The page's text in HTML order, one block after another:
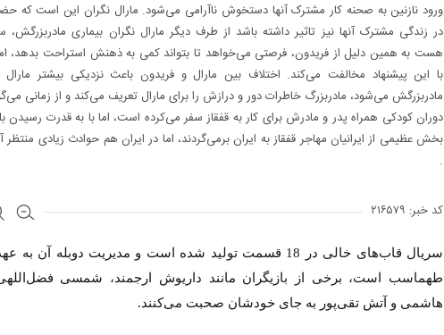
ورود نازنین به صحنه کار مشترک آنها دستخوش ناآرامی می‌شود. مارال نگران این است که
در زندگی مشترک آنها نیز تاثیر داشته باشد از طرف دیگر مارال نگران بیماری مادربزرگش،
هست به همین دلیل از فریدون، فرصتی می‌خواهد تا بتواند کمی به ذهنش استراحت بدهد،
با این پیشنهاد مخالفت می‌کند. اختلاف بین مارال و فریدون باعث نزدیکی بیشتر
مادربزرگش می‌شود، مادربزرگ خاطرات دور و درازش را برای مارال تعریف می‌کند و از زمانی
دوران کودکی همراه پدر و مادرش برای کار به قفقاز سفر می‌کرده است، اما با به قدرت رسیدن
بخش عظیمی از ایرانیان مهاجر قفقاز به ایران برمی‌گردند، اما در ایران هم حوادث زیادی
.
کد خبر: ۲۱۶۵۷۹
سریال قاب‌های خالی در 18 قسمت تولید شده است و مدیریت دوبله آن به
طهماسب است، برخی از بازیگران مانند داریوش ارجمند، شمسی
هاشمی و آتش تقی‌پور به جای خودشان صحبت می‌کنند.